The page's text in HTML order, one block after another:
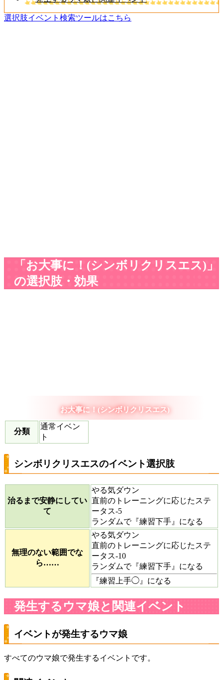
選択肢イベント検索ツールはこちら
「お大事に！(シンボリクリスエス)」
の選択肢・効果
お大事に！(シンボリクリスエス)
分類
通常イベン
ト
シンボリクリスエスのイベント選択肢
治るまで安静にしてい
て
やる気ダウン
直前のトレーニングに応じたステ
ータス-5
ランダムで『練習下手』になる
無理のない範囲でな
ら……
やる気ダウン
直前のトレーニングに応じたステ
ータス-10
ランダムで『練習下手』になる
『練習上手◯』になる
発生するウマ娘と関連イベント
イベントが発生するウマ娘
すべてのウマ娘で発生するイベントです。